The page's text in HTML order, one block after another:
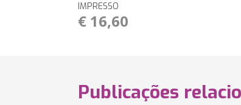
IMPRESSO
€ 16,60
Publicações